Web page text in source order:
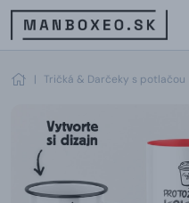
| Tričká & Darčeky s potlačou